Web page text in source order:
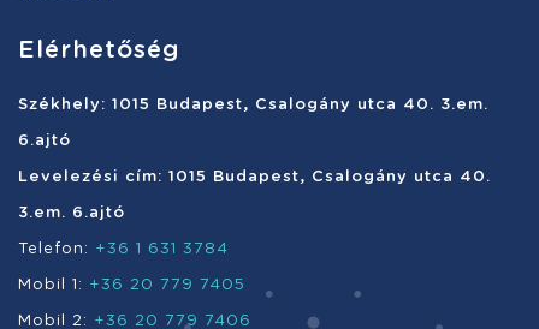
Elérhetőség
Székhely: 1015 Budapest, Csalogány utca 40. 3.em.
6.ajtó
Levelezési cím: 1015 Budapest, Csalogány utca 40.
3.em. 6.ajtó
Telefon: +36 1 631 3784
Mobil 1: +36 20 779 7405
Mobil 2: +36 20 779 7406